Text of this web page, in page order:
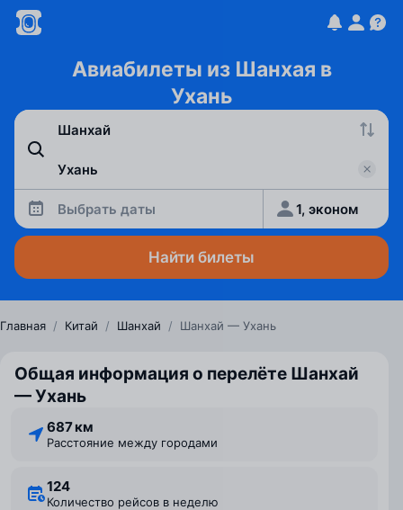
Авиабилеты из Шанхая в
Ухань
Выбрать даты 1, эконом
Найти билеты
Главная / Китай / Шанхай / Шанхай — Ухань
Общая информация о перелёте Шанхай
— Ухань
687 км
Расстояние между городами
124
Количество рейсов в неделю